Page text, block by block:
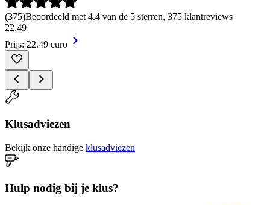
(375)Beoordeeld met 4.4 van de 5 sterren, 375 klantreviews
22.49
Prijs: 22.49 euro
Klusadviezen
Bekijk onze handige klusadviezen
Hulp nodig bij je klus?